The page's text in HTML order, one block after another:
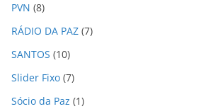
PVN (8)
RÁDIO DA PAZ (7)
SANTOS (10)
Slider Fixo (7)
Sócio da Paz (1)